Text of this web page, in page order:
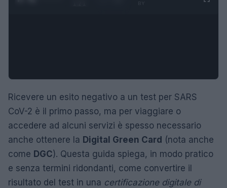
Ricevere un esito negativo a un test per SARS
CoV-2 è il primo passo, ma per viaggiare o
accedere ad alcuni servizi è spesso necessario
anche ottenere la Digital Green Card (nota anche
come DGC). Questa guida spiega, in modo pratico
e senza termini ridondanti, come convertire il
risultato del test in una certificazione digitale di